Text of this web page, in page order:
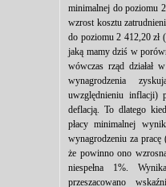
minimalnej do poziomu
wzrost kosztu
do poziomu 2 412,20 zł
jaką mamy dziś w
wówczas rząd działał
wynagrodzenia
uwzględnieniu inflacji)
deflacją. To dlatego
płacy minimalnej
wynagrodzeniu za
że powinno ono
niespełna 1%.
przeszacowano